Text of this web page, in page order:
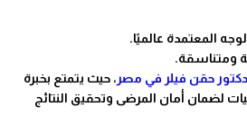
المعتمدة عالميًا.
ومتناسقة.
حقن فيلر في مصر ، حيث يتمتع بخبرة
لضمان أمان المرضى وتحقيق النتائج